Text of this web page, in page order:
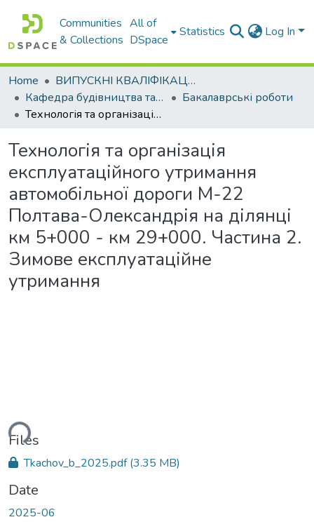
Communities
& Collections
All of
DSpace
Statistics Log In
Home
ВИПУСКНІ КВАЛІФІКАЦІЙНІ РОБОТИ
Кафедра будiвництва та експлуатацiї автомобiльних дорiг
Бакалаврські роботи
Технологія та організація експлуатаційного утримання автомобільної дороги М-22 Полтава-Олександрія на ділянці км 5+000 - км 29+000. Частина 2. Зимове експлуатаційне утримання
Технологія та організація
експлуатаційного утримання
автомобільної дороги М-22
Полтава-Олександрія на ділянці
км 5+000 - км 29+000. Частина 2.
Зимове експлуатаційне
утримання
Files
Tkachov_b_2025.pdf(3.35 MB)
Date
2025-06